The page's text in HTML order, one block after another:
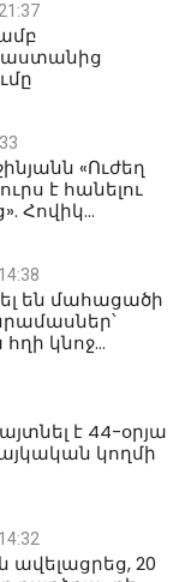
«Ուժեղ
է հանելու
Հովիկ
14:38
են մահացածի
կնոջ
է 44-օրյա
կողմի
14:32
ավելացրեց, 20